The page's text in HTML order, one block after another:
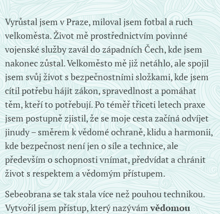
Vyrůstal jsem v Praze, miloval jsem fotbal a ruch
velkoměsta. Život mě prostřednictvím povinné
vojenské služby zavál do západních Čech, kde jsem
nakonec zůstal. Velkoměsto mě již netáhlo, ale spojil
jsem svůj život s bezpečnostními složkami, kde jsem
cítil potřebu hájit zákon, spravedlnost a pomáhat
těm, kteří to potřebují. Po téměř třiceti letech praxe
jsem postupně zjistil, že se moje cesta začíná odvíjet
jinudy – směrem k vědomé ochraně, klidu a harmonii,
kde bezpečnost není jen o síle a technice, ale
především o schopnosti vnímat, předvídat a chránit
život s respektem a vědomým přístupem.
Sebeobrana se tak stala více než pouhou technikou.
Vytvořil jsem přístup, který nazývámvědomou